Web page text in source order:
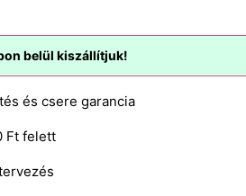
belül kiszállítjuk!
és csere garancia
Ft felett